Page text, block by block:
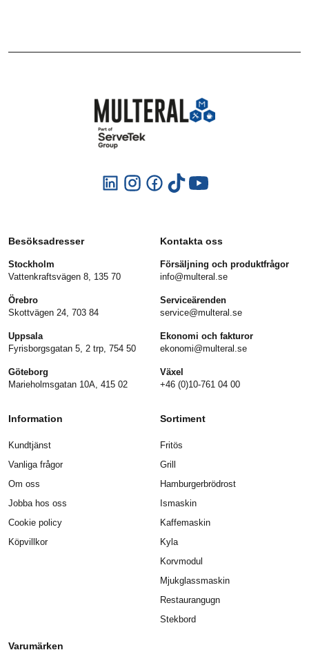
Besöksadresser
Stockholm
Vattenkraftsvägen 8, 135 70
Örebro
Skottvägen 24, 703 84
Uppsala
Fyrisborgsgatan 5, 2 trp, 754 50
Göteborg
Marieholmsgatan 10A, 415 02
Kontakta oss
Försäljning och produktfrågor
info@multeral.se
Serviceärenden
service@multeral.se
Ekonomi och fakturor
ekonomi@multeral.se
Växel
+46 (0)10-761 04 00
Information
Kundtjänst
Vanliga frågor
Om oss
Jobba hos oss
Cookie policy
Köpvillkor
Sortiment
Fritös
Grill
Hamburgerbrödrost
Ismaskin
Kaffemaskin
Kyla
Korvmodul
Mjukglassmaskin
Restaurangugn
Stekbord
Varumärken